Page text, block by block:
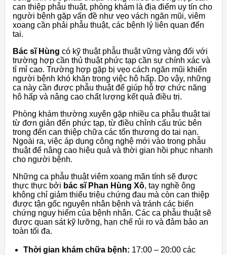
can thiệp phẫu thuật, phòng khám là địa điểm uy tín cho
người bệnh gặp vấn đề như vẹo vách ngăn mũi, viêm
xoang cần phải phẫu thuật, các bệnh lý liên quan đến
tai.
Bác sĩ Hùng có kỹ thuật phẫu thuật vững vàng đối với
trường hợp cần thủ thuật phức tạp cần sự chính xác và
tỉ mỉ cao. Trường hợp gặp bị vẹo cách ngăn mũi khiến
người bệnh khó khăn trong việc hô hấp. Do vậy, những
ca này cần được phẫu thuật để giúp hỗ trợ chức năng
hô hấp và nâng cao chất lượng kết quả điều trị.
Phòng khám thường xuyên gặp nhiều ca phẫu thuật tai
từ đơn giản đến phức tạp, từ điều chỉnh cấu trúc bên
trong đến can thiệp chữa các tổn thương do tai nạn.
Ngoài ra, việc áp dụng công nghệ mới vào trong phẫu
thuật để nâng cao hiệu quả và thời gian hồi phục nhanh
cho người bệnh.
Những ca phẫu thuật viêm xoang mãn tính sẽ được
thực thực bởi bác sĩ Phan Hùng Xô, tay nghề ông
không chỉ giảm thiểu triệu chứng đau mà còn can thiệp
được tận gốc nguyên nhân bệnh và tránh các biến
chứng nguy hiểm của bệnh nhân. Các ca phẫu thuật sẽ
được quan sát kỹ lưỡng, hạn chế rủi ro và đảm bảo an
toàn tối đa.
Thời gian khám chữa bệnh: 17:00 – 20:00 các